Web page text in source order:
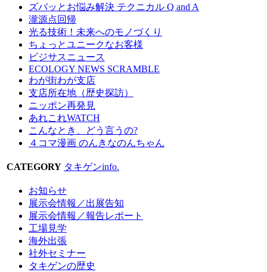
ズバッとお悩み解決 テクニカル Q and A
瀧源点回帰
光る技術！未来へのモノづくり
ちょっとユニークなお客様
ビジサスニュース
ECOLOGY NEWS SCRAMBLE
わが街わが支店
支店所在地（歴史探訪）
ニッポン再発見
あれこれWATCH
こんなとき、どう言うの?
４コマ漫画 のんきなのんちゃん
CATEGORY タキゲンinfo.
お知らせ
展示会情報／出展告知
展示会情報／報告レポート
工場見学
海外出張
社外セミナー
タキゲンの歴史